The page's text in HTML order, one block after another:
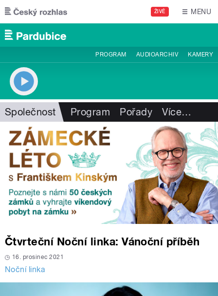
Přejít k hlavnímu obsahu
ŽIVĚ MENU
PROGRAM AUDIOARCHIV KAMERY
Společnost Program Pořady Více…
Čtvrteční Noční linka: Vánoční příběh
16. prosinec 2021
Noční linka